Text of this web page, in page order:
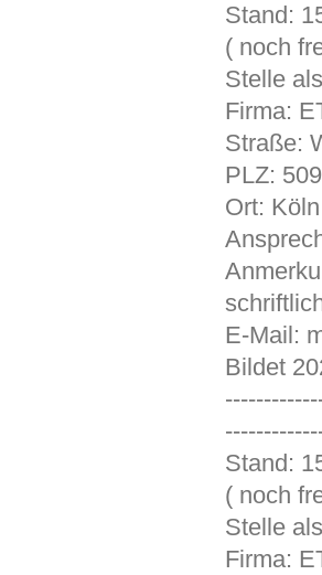
( noch
Stelle
Firma:
Straße:
PLZ:
Ort: Köln
E-Mail:
Bildet
( noch
Stelle
Firma: